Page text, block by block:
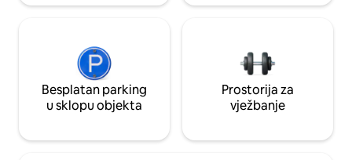
Besplatan parking
u sklopu objekta
Prostorija za
vježbanje